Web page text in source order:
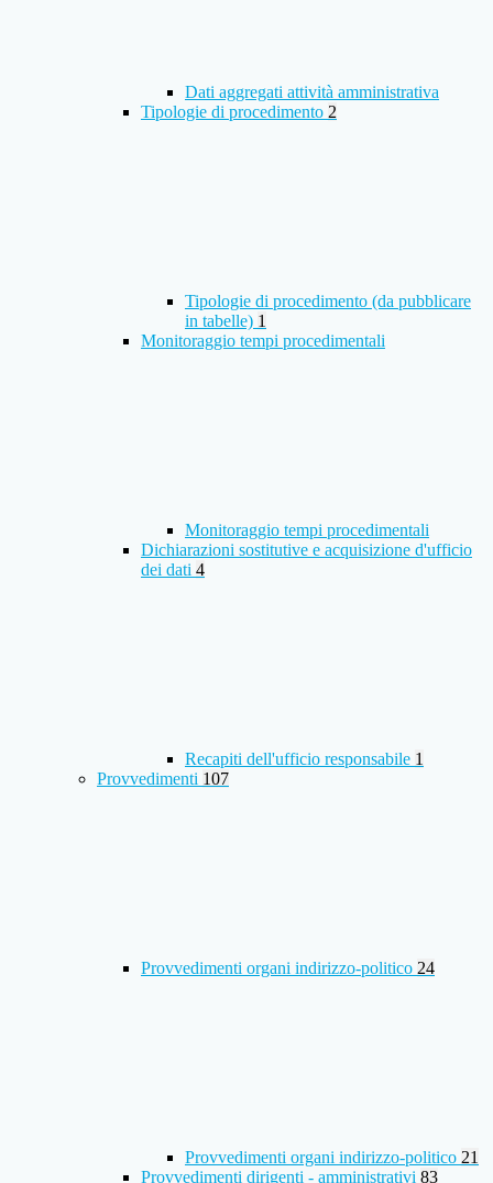
Dati aggregati attività amministrativa
Tipologie di procedimento 2
Tipologie di procedimento (da pubblicare
in tabelle) 1
Monitoraggio tempi procedimentali
Monitoraggio tempi procedimentali
Dichiarazioni sostitutive e acquisizione d'ufficio
dei dati 4
Recapiti dell'ufficio responsabile 1
Provvedimenti 107
Provvedimenti organi indirizzo-politico 24
Provvedimenti organi indirizzo-politico 21
Provvedimenti dirigenti - amministrativi 83